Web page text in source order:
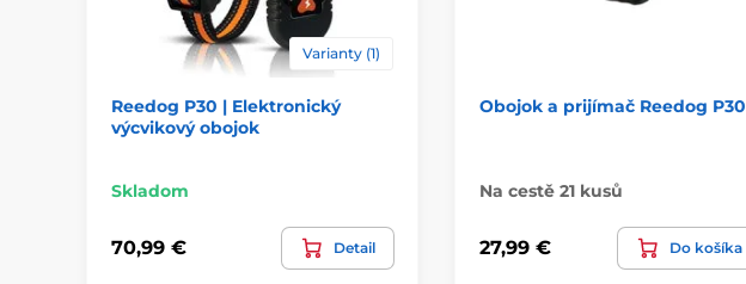
Varianty (1)
Reedog P30 | Elektronický
výcvikový obojok
Skladom
70,99 € Detail
Obojok a prijímač Reedog P30
Na cestě 21 kusů
27,99 € Do košíka